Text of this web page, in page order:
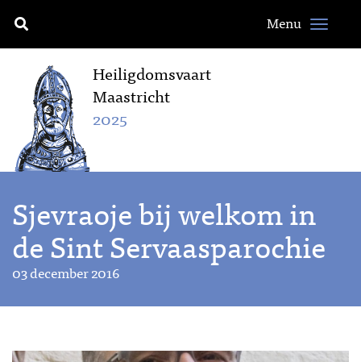
Menu
Heiligdomsvaart
Maastricht
2025
Sjevraoje bij welkom in
de Sint Servaasparochie
03 december 2016